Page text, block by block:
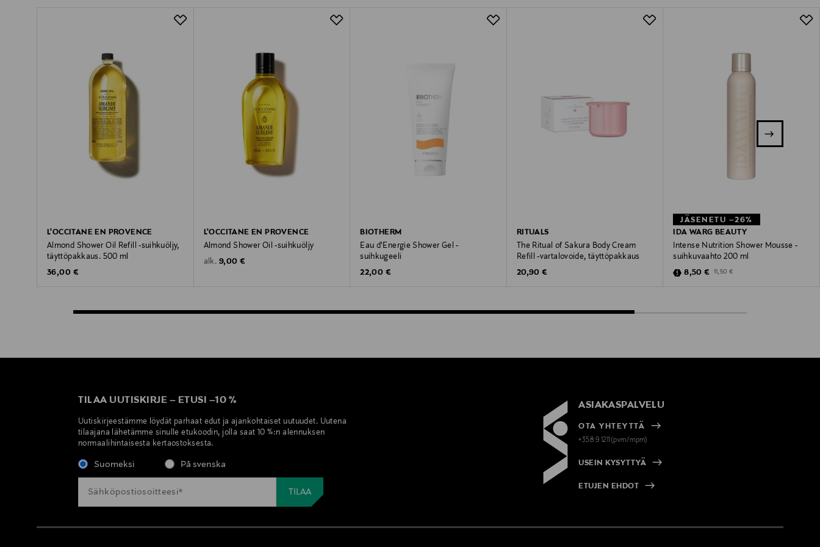
L'OCCITANE EN PROVENCE
Almond Shower Oil Refill -suihkuöljy,
täyttöpakkaus. 500 ml
Original Price
36,00 €
L'OCCITANE EN PROVENCE
Almond Shower Oil -suihkuöljy
alk. Original Price
9,00 €
BIOTHERM
Eau d'Energie Shower Gel -
suihkugeeli
Original Price
22,00 €
RITUALS
The Ritual of Sakura Body Cream
Refill -vartalovoide, täyttöpakkaus
Original Price
20,90 €
JÄSENETU –26%
IDA WARG BEAUTY
Intense Nutrition Shower Mousse -
suihkuvaahto 200 ml
Discounted Price
8,50 € Original Price
11,50 €
TILAA UUTISKIRJE – ETUSI –10 %
Uutiskirjeestämme löydät parhaat edut ja ajankohtaiset uutuudet. Uutena
tilaajana lähetämme sinulle etukoodin, jolla saat 10 %:n alennuksen
normaalihintaisesta kertaostoksesta.
Suomeksi På svenska
ASIAKASPALVELU
OTA YHTEYTTÄ
+358 9 1211(pvm/mpm)
USEIN KYSYTTYÄ
ETUJEN EHDOT